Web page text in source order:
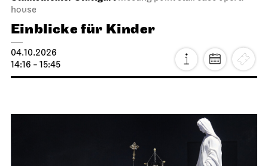
house
Einblicke für Kinder
04.10.2026
14:16 - 15:45